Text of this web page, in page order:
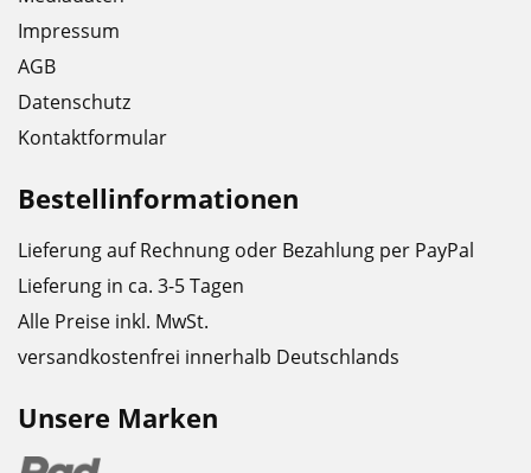
Impressum
AGB
Datenschutz
Kontaktformular
Bestellinformationen
Lieferung auf Rechnung oder Bezahlung per PayPal
Lieferung in ca. 3-5 Tagen
Alle Preise inkl. MwSt.
versandkostenfrei innerhalb Deutschlands
Unsere Marken